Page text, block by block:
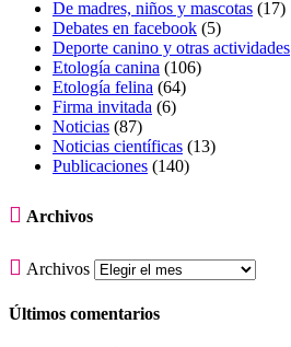
De madres, niños y mascotas (17)
Debates en facebook (5)
Deporte canino y otras actividades
Etología canina (106)
Etología felina (64)
Firma invitada (6)
Noticias (87)
Noticias científicas (13)
Publicaciones (140)
 Archivos
 Archivos
Últimos comentarios